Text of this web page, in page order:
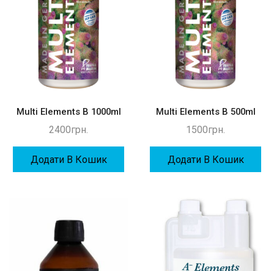
Multi Elements B 1000ml
2400грн.
Додати В Кошик
Multi Elements B 500ml
1500грн.
Додати В Кошик